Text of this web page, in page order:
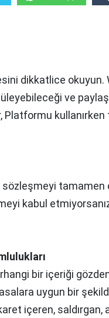
dikkatlice
ve
kullanırken
tamamen
kabul
bir içeriği
uygun bir
içeren, saldırgan,